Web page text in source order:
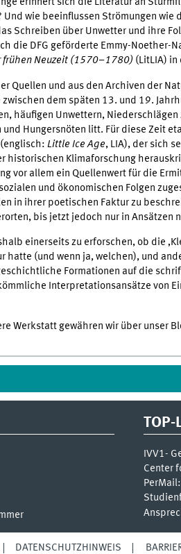
erinnert sich die Literatur an
wie beeinflussen Strömungen
Schreiben über Unwetter und ihre
die DFG geförderte Emmy-Noether-
frühen Neuzeit (1570–1780) (LitLIA) in
Quellen und aus den Archiven der
dem späten 13. und 19.
häufigen Unwettern,
Hungersnöten litt. Für diese Zeit
(englisch: Little Ice Age, LIA), der sich
historischen Klimaforschung
vor allem ein Quellenwert für die
und ökonomischen Folgen
in ihrer poetischen Faktur zu
bis jetzt jedoch nur in Ansätzen
einerseits zu erforschen, ob die
hatte (und wenn ja, welchen), und
Formationen auf die
Interpretationsansätze von
Werkstatt gewähren wir über
TOP-
IVV1-
Center
DATENSCHUTZHINWEIS